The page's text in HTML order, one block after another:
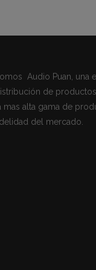
Audio Puan, una
de
mas alta gama de
del mercado.